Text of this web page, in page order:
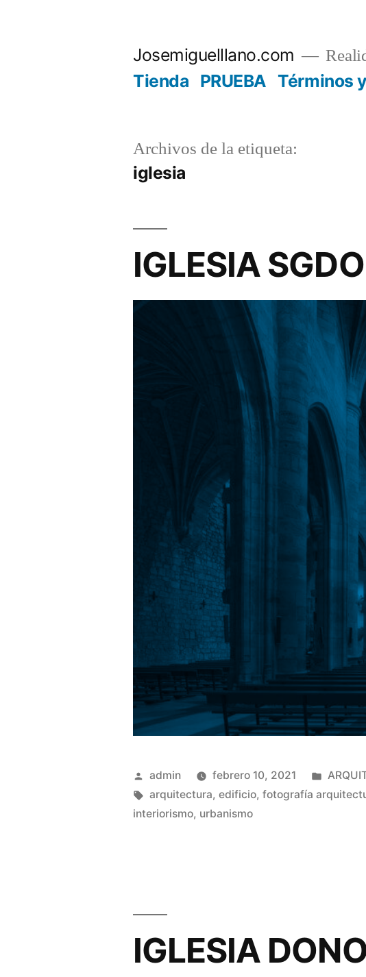
Josemiguelllano.com
Tienda PRUEBA Términos
Archivos de la etiqueta:
iglesia
IGLESIA
Publicado
por
admin febrero 10, 2021
en
Etiquetas:
arquitectura,edificio,fotografía
interiorismo, urbanismo
IGLESIA